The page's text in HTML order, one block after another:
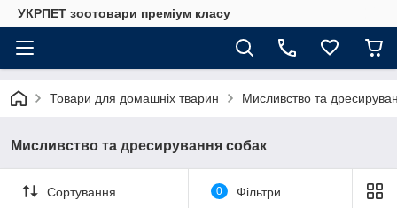
УКРПЕТ зоотовари преміум класу
Товари для домашніх тварин Мисливство та
Мисливство та дресирування собак
Сортування 0 Фільтри